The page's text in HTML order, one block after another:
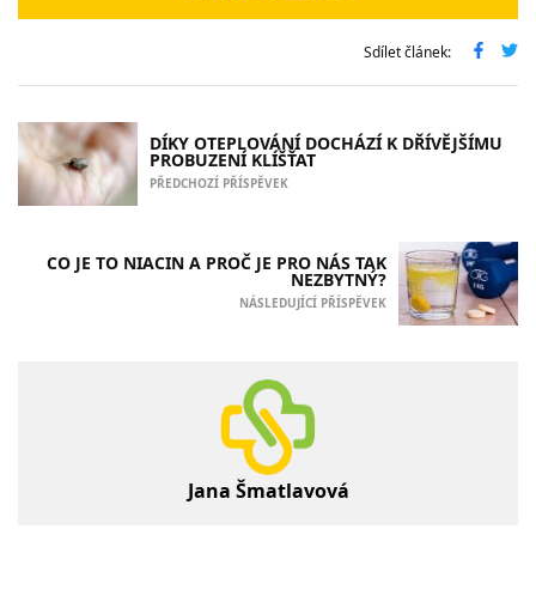
Sdílet článek:
DÍKY OTEPLOVÁNÍ DOCHÁZÍ K DŘÍVĚJŠÍMU
PROBUZENÍ KLÍŠŤAT
PŘEDCHOZÍ PŘÍSPĚVEK
CO JE TO NIACIN A PROČ JE PRO NÁS TAK
NEZBYTNÝ?
NÁSLEDUJÍCÍ PŘÍSPĚVEK
Jana Šmatlavová